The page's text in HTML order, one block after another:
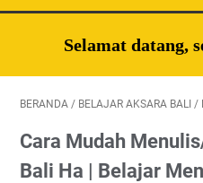
Selamat datang,
BERANDA / BELAJAR AKSARA BALI /
Cara Mudah
Bali Ha | Belajar